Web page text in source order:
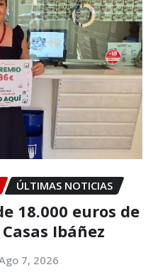
ÚLTIMAS NOTICIAS
18.000 euros de
Ibáñez
7, 2026